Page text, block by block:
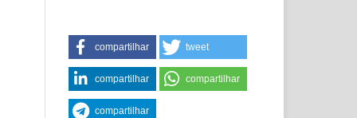
compartilhar tweet
compartilhar compartilhar
compartilhar